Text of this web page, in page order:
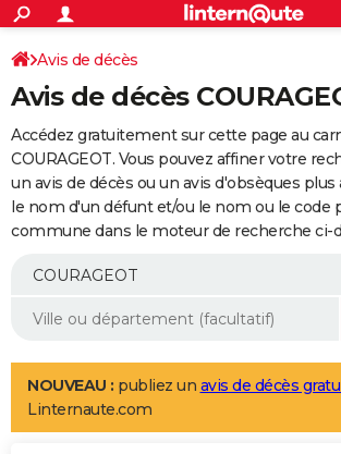
ACTUALITÉS
Politique
Société
Faits Divers
Education
Monde
Villes
+
SPORT
Coupe du monde 2026
Football
Tennis
Cyclisme
Rugby
Forum
Programme TV
TNT
Streaming
Cinéma
Sorties cinéma
Musique
+
FINANCE
Impôts
Immobilier
Risques naturels par ville
Banque
Assurance
Crédit
AUTO
Essais
Réserver un essai
Citadines
Berlines
SUV
Forum auto
+
Mobiles
Meilleur smartphone
Internet
Ordinateurs
Jeux vidéo
Guide high-tech
Aménagement intérieur
LIFESTYLE
Art de vivre
Bien-être
Loisirs
Mode
Modes de vie
Avis de décès
Avis de décès
Accédez gratuitement sur cette page au
COURAGEOT. Vous pouvez affiner votre
un avis de décès ou un avis d'obsèques
le nom d'un défunt et/ou le nom ou le code
commune dans le moteur de recherche ci-
NOUVEAU : publiez un avis de décès
Linternaute.com